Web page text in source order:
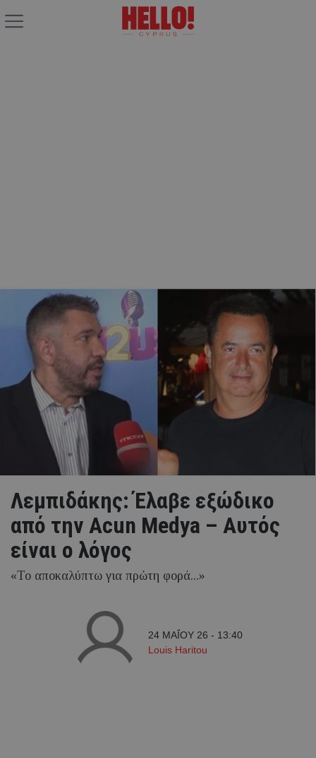
Λεμπιδάκης: Έλαβε εξώδικο
από την Acun Medya – Αυτός
είναι ο λόγος
«Το αποκαλύπτω για πρώτη φορά...»
24 ΜΑΪ́ΟΥ 26 - 13:40
Louis Haritou